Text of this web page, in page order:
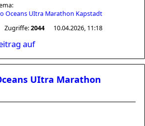
Oceans UItra Marathon Kapstadt
Zugriffe:2044 10.04.2026, 11:18
auf
UItra Marathon